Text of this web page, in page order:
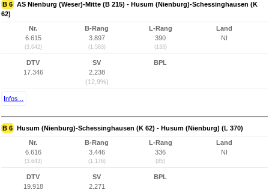
B 6 AS Nienburg (Weser)-Mitte (B 215) - Husum (Nienburg)-Schessinghausen (K
62)
Nr.
6.615
(3.642)
B-Rang
3.897
(1.583)
L-Rang
390
(133)
Land
NI
DTV
17.346
SV
2.238
(12,9%)
BPL
Infos...
B 6 Husum (Nienburg)-Schessinghausen (K 62) - Husum (Nienburg) (L 370)
Nr.
6.616
(3.643)
B-Rang
3.446
(1.176)
L-Rang
336
(85)
Land
NI
DTV
19.918
SV
2.271
BPL